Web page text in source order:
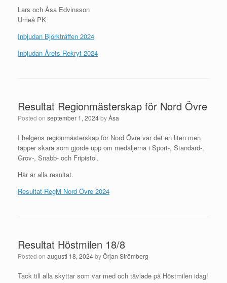
Lars och Åsa Edvinsson
Umeå PK
Inbjudan Björkträffen 2024
Inbjudan Årets Rekryt 2024
Resultat Regionmästerskap för Nord Övre
Posted on september 1, 2024byÅsa
I helgens regionmästerskap för Nord Övre var det en liten men
tapper skara som gjorde upp om medaljerna i Sport-, Standard-,
Grov-, Snabb- och Fripistol.
Här är alla resultat.
Resultat RegM Nord Övre 2024
Resultat Höstmilen 18/8
Posted on augusti 18, 2024byÖrjan Strömberg
Tack till alla skyttar som var med och tävlade på Höstmilen idag!